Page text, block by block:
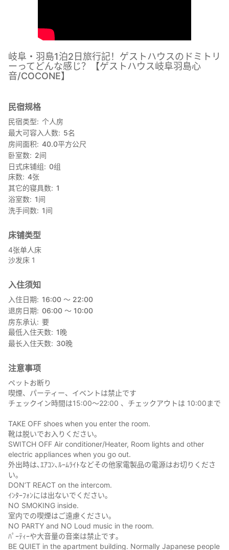
岐阜・羽島1泊2日旅行記！ゲストハウスのドミトリ
ーってどんな感じ？【ゲストハウス岐阜羽島心
音/COCONE】
民宿规格
民宿类型
个人房
最大可容入人数
5名
房间面积
40.0平方公尺
卧室数
2间
日式床铺组
0组
床数 4张
其它的寝具数 1
浴室数 1间
洗手间数 1间
床铺类型
4张单人床
沙发床 1
入住须知
入住日期
16:00 〜 22:00
退房日期
06:00 〜 10:00
房东承认
要
最低入住天数 1晚
最长入住天数
30晚
注意事项
ペットお断り
喫煙、パーティー、イベントは禁止です
チェックイン時間は15:00〜22:00 、チェックアウトは 10:00まで
TAKE OFF shoes when you enter the room.
靴は脱いでお入りください｡
SWITCH OFF Air conditioner/Heater, Room lights and other
electric appliances when you go out.
外出時は､ｴｱｺﾝ､ﾙｰﾑﾗｲﾄなどその他家電製品の電源はお切りくださ
い｡
DON’T REACT on the intercom.
ｲﾝﾀｰﾌｫﾝには出ないでください｡
NO SMOKING inside.
室内での喫煙はご遠慮ください｡
NO PARTY and NO Loud music in the room.
ﾊﾟｰﾃｨｰや大音量の音楽は禁止です｡
BE QUIET in the apartment building. Normally Japanese people